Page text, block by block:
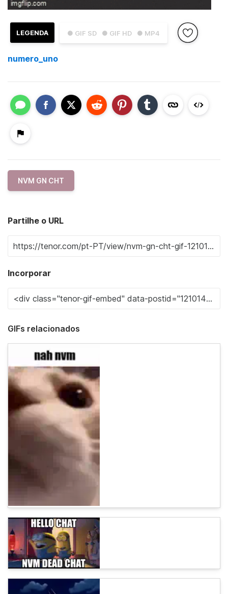
● GIF SD ● GIF HD ● MP4
LEGENDA
numero_uno
NVM GN CHT
Partilhe o URL
Incorporar
GIFs relacionados